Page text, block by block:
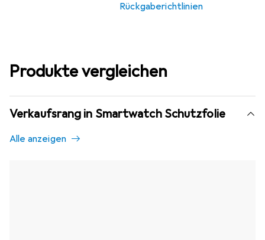
Rückgaberichtlinien
Produkte vergleichen
Verkaufsrang in Smartwatch Schutzfolie
Alle anzeigen